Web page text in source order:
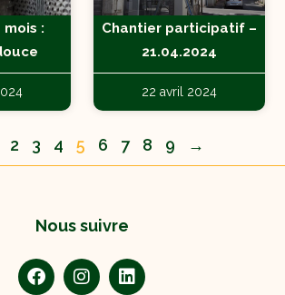
:
Chantier participatif –
21.04.2024
22 avril 2024
2 3 4 5 6 7 8 9 →
Nous suivre